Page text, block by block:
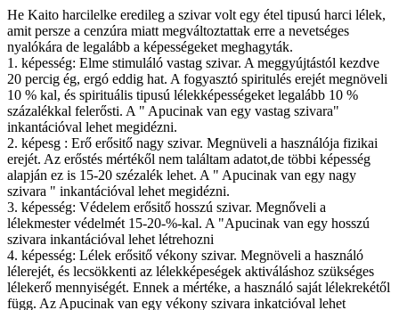
He Kaito harcilelke eredileg a szivar volt egy étel tipusú harci lélek,
amit persze a cenzúra miatt megváltoztattak erre a nevetséges
nyalókára de legalább a képességeket meghagyták.
1. képesség: Elme stimuláló vastag szivar. A meggyújtástól kezdve
20 percig ég, ergó eddig hat. A fogyasztó spiritulés erejét megnöveli
10 % kal, és spirituális tipusú lélekképességeket legalább 10 %
százalékkal felerősti. A " Apucinak van egy vastag szivara"
inkantációval lehet megidézni.
2. képesg : Erő erősitő nagy szivar. Megnüveli a használója fizikai
erejét. Az erőstés mértékől nem találtam adatot,de többi képesség
alapján ez is 15-20 szézalék lehet. A " Apucinak van egy nagy
szivara " inkantációval lehet megidézni.
3. képesség: Védelem erősitő hosszú szivar. Megnőveli a
lélekmester védelmét 15-20-%-kal. A "Apucinak van egy hosszú
szivara inkantációval lehet létrehozni
4. képesség: Lélek erősitő vékony szivar. Megnöveli a használó
lélerejét, és lecsökkenti az lélekképeségek aktiváláshoz szükséges
lélekerő mennyiségét. Ennek a mértéke, a használó saját lélekrekétől
függ. Az Apucinak van egy vékony szivara inkatcióval lehet